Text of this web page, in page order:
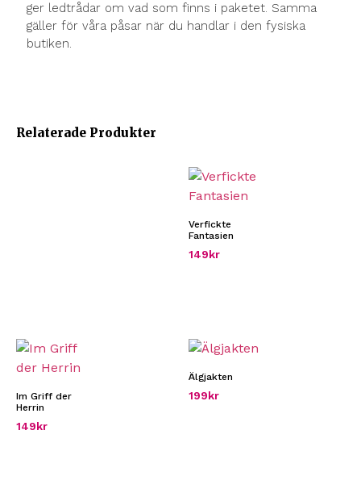
ger ledtrådar om vad som finns i paketet. Samma
gäller för våra påsar när du handlar i den fysiska
butiken.
Relaterade Produkter
Verfickte
Fantasien
149kr
Im Griff der
Herrin
149kr
Älgjakten
199kr